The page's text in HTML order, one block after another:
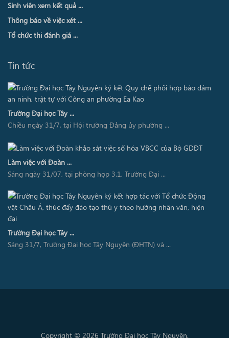
Sinh viên xem kết quả ...
Thông báo về việc xét ...
Tổ chức thi đánh giá ...
Tin tức
Trường Đại học Tây ...
Chiều ngày 31/7, tại Hội trường Đảng ủy phường ...
Làm việc với Đoàn ...
Sáng ngày 31/07, tại phòng họp 3.1, Trường Đại ...
Trường Đại học Tây ...
Sáng 31/7, Trường Đại học Tây Nguyên (ĐHTN) và ...
Copyright © 2026 Trường Đại học Tây Nguyên.